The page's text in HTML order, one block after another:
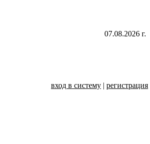
07.08.2026 г.
вход в систему | регистрация